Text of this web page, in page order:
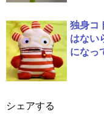
独身コ
はない
になっ
シェアする